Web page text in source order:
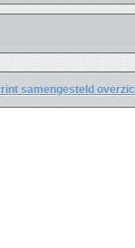
samengesteld